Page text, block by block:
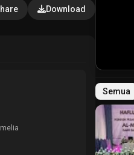
Download
Semua